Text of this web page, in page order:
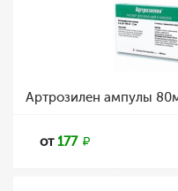
Артрозилен ампулы
от177